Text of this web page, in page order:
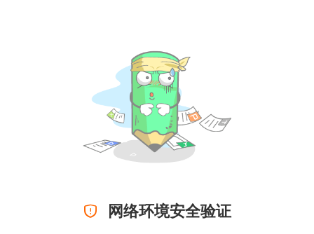
 网络环境安全验证